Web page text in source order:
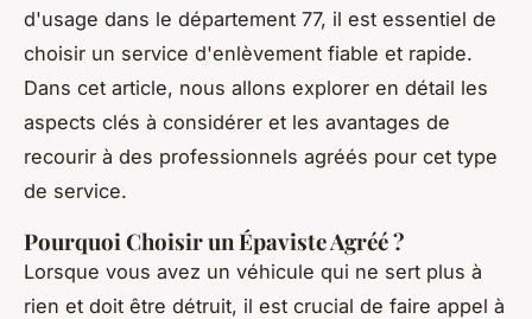
d'usage dans le département 77, il est essentiel de
choisir un service d'enlèvement fiable et rapide.
Dans cet article, nous allons explorer en détail les
aspects clés à considérer et les avantages de
recourir à des professionnels agréés pour cet type
de service.
Pourquoi Choisir un Épaviste Agréé ?
Lorsque vous avez un véhicule qui ne sert plus à
rien et doit être détruit, il est crucial de faire appel à